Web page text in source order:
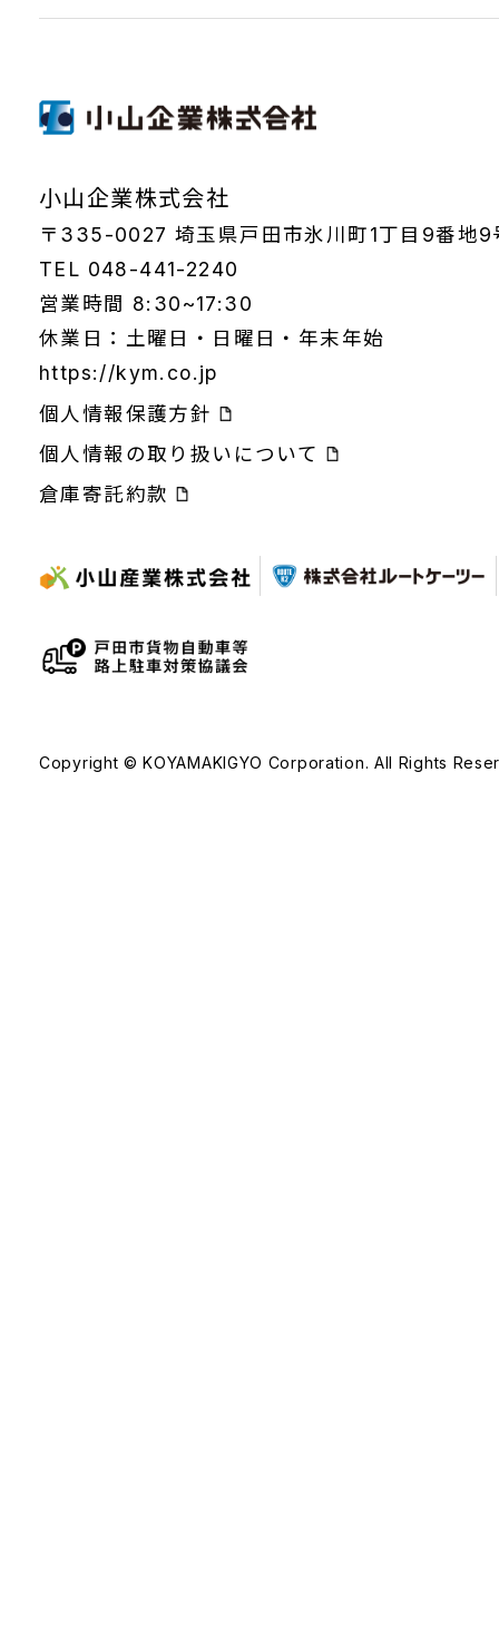
小山企業株式会社
〒335-0027 埼玉県戸田市氷川町1丁目9番地9
TEL 048-441-2240
営業時間 8:30~17:30
休業日：土曜日・日曜日・年末年始
https://kym.co.jp
個人情報保護方針
個人情報の取り扱いについて
倉庫寄託約款
Copyright © KOYAMAKIGYO Corporation. All Rights